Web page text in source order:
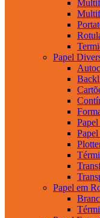
Papel
Papel em